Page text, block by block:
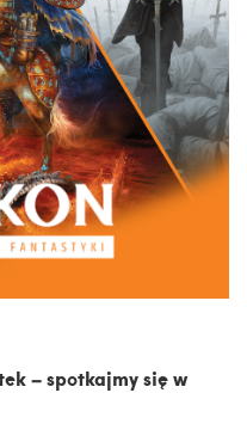
– spotkajmy się w